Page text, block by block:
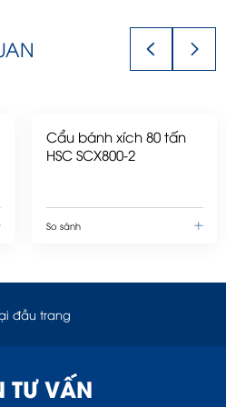
Cẩu bánh xích 80 tấn
HSC SCX800-2
So sánh
đầu trang
VẤN